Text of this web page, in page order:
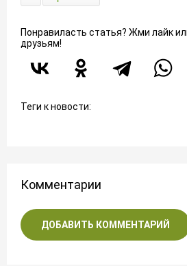
Понравиласть статья? Жми лайк
друзьям!
Теги к новости:
Комментарии
ДОБАВИТЬ КОММЕНТАРИЙ